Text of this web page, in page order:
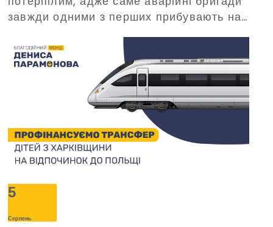
завжди одними з перших прибувають на
5
Серпень